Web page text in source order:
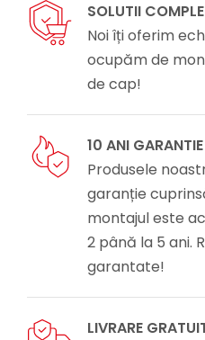
SOLUTII
Noi îți oferim
ocupăm de
de cap!
10 ANI GARANTIE
Produsele
garanție
montajul este
2 până la 5 ani.
garantate!
LIVRARE